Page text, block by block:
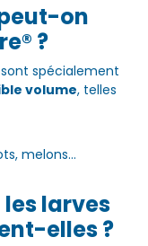
on
?
spécialement
volume, telles
melons…
larves
elles ?